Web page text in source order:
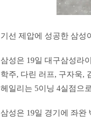
기선 제압에 성공한 삼성
삼성은 19일 대구삼성라
학주, 다린 러프, 구자욱,
헤일리는 5이닝 4실점으
삼성은 19일 경기에 좌완